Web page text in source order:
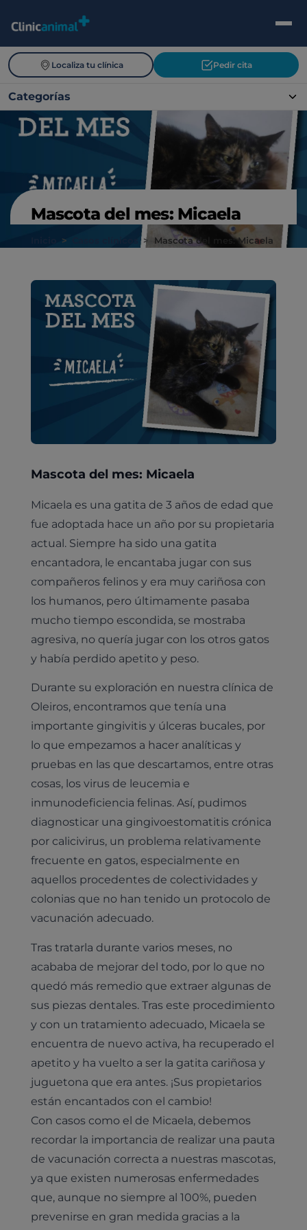
Localiza tu clínica Pedir cita
Categorías
Mascota del mes: Micaela
> > Mascota del mes: Micaela
Mascota del mes: Micaela
Micaela es una gatita de 3 años de edad que
fue adoptada hace un año por su propietaria
actual. Siempre ha sido una gatita
encantadora, le encantaba jugar con sus
compañeros felinos y era muy cariñosa con
los humanos, pero últimamente pasaba
mucho tiempo escondida, se mostraba
agresiva, no quería jugar con los otros gatos
y había perdido apetito y peso.
Durante su exploración en nuestra clínica de
Oleiros, encontramos que tenía una
importante gingivitis y úlceras bucales, por
lo que empezamos a hacer analíticas y
pruebas en las que descartamos, entre otras
cosas, los virus de leucemia e
inmunodeficiencia felinas. Así, pudimos
diagnosticar una gingivoestomatitis crónica
por calicivirus, un problema relativamente
frecuente en gatos, especialmente en
aquellos procedentes de colectividades y
colonias que no han tenido un protocolo de
vacunación adecuado.
Tras tratarla durante varios meses, no
acababa de mejorar del todo, por lo que no
quedó más remedio que extraer algunas de
sus piezas dentales. Tras este procedimiento
y con un tratamiento adecuado, Micaela se
encuentra de nuevo activa, ha recuperado el
apetito y ha vuelto a ser la gatita cariñosa y
juguetona que era antes. ¡Sus propietarios
están encantados con el cambio!
Con casos como el de Micaela, debemos
recordar la importancia de realizar una pauta
de vacunación correcta a nuestras mascotas,
ya que existen numerosas enfermedades
que, aunque no siempre al 100%, pueden
prevenirse en gran medida gracias a la